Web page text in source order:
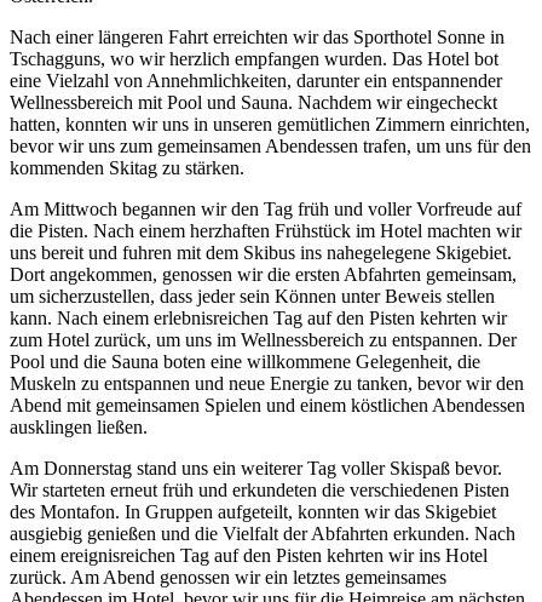
Nach einer längeren Fahrt erreichten wir das Sporthotel Sonne in
Tschagguns, wo wir herzlich empfangen wurden. Das Hotel bot
eine Vielzahl von Annehmlichkeiten, darunter ein entspannender
Wellnessbereich mit Pool und Sauna. Nachdem wir eingecheckt
hatten, konnten wir uns in unseren gemütlichen Zimmern einrichten,
bevor wir uns zum gemeinsamen Abendessen trafen, um uns für den
kommenden Skitag zu stärken.
Am Mittwoch begannen wir den Tag früh und voller Vorfreude auf
die Pisten. Nach einem herzhaften Frühstück im Hotel machten wir
uns bereit und fuhren mit dem Skibus ins nahegelegene Skigebiet.
Dort angekommen, genossen wir die ersten Abfahrten gemeinsam,
um sicherzustellen, dass jeder sein Können unter Beweis stellen
kann. Nach einem erlebnisreichen Tag auf den Pisten kehrten wir
zum Hotel zurück, um uns im Wellnessbereich zu entspannen. Der
Pool und die Sauna boten eine willkommene Gelegenheit, die
Muskeln zu entspannen und neue Energie zu tanken, bevor wir den
Abend mit gemeinsamen Spielen und einem köstlichen Abendessen
ausklingen ließen.
Am Donnerstag stand uns ein weiterer Tag voller Skispaß bevor.
Wir starteten erneut früh und erkundeten die verschiedenen Pisten
des Montafon. In Gruppen aufgeteilt, konnten wir das Skigebiet
ausgiebig genießen und die Vielfalt der Abfahrten erkunden. Nach
einem ereignisreichen Tag auf den Pisten kehrten wir ins Hotel
zurück. Am Abend genossen wir ein letztes gemeinsames